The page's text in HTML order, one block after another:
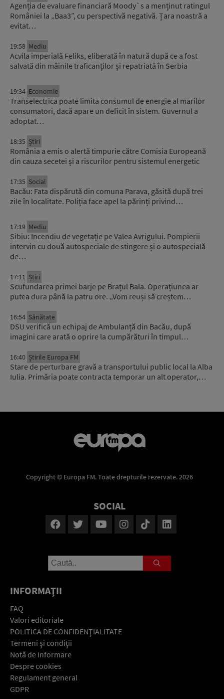
Agenția de evaluare financiară Moody`s a menținut ratingul
României la „Baa3”, cu perspectivă negativă. Țara noastră a
evitat…
19:58 Mediu
Acvila imperială Feliks, eliberată în natură după ce a fost
salvată din mâinile traficanților și repatriată în Serbia
19:34 Economie
Transelectrica poate limita consumul de energie al marilor
consumatori, dacă apare un deficit în sistem. Guvernul a
adoptat…
18:35 Știri
România a emis o alertă timpurie către Comisia Europeană
din cauza secetei și a riscurilor pentru sistemul energetic
17:35 Social
Bacău: Fata dispărută din comuna Parava, găsită după trei
zile în localitate. Poliția face apel la părinți privind…
17:19 Mediu
Sibiu: Incendiu de vegetație pe Valea Avrigului. Pompierii
intervin cu două autospeciale de stingere și o autospecială
de…
17:11 Știri
Scufundarea primei barje pe Brațul Bala. Operațiunea ar
putea dura până la patru ore. „Vom reuși să creștem…
16:54 Sănătate
DSU verifică un echipaj de Ambulanță din Bacău, după
imagini care arată o oprire la cumpărături în timpul…
16:40 Știrile Europa FM
Stare de perturbare gravă a transportului public local la Alba
Iulia. Primăria poate contracta temporar un alt operator,…
Copyright © Europa FM. Toate drepturile rezervate. 2026
SOCIAL
INFORMAŢII
FAQ
Valori editoriale
POLITICA DE CONFIDENŢIALITATE
Termeni şi condiţii
Notă de Informare
Despre cookies
Regulament general
GDPR